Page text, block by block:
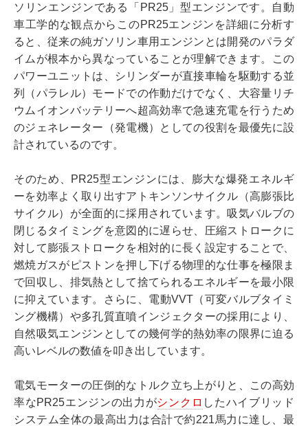
ソリンエンジンである「PR25」型エンジンです。自動
車工学的な観点からこのPR25エンジンを詳細に分析す
ると、従来の純ガソリン車用エンジンとは開発のパラダ
イムが根本から異なっていることが理解できます。この
パワーユニットは、シリンダーが直接車輪を駆動する並
列（パラレル）モードでの作動だけでなく、大容量リチ
ウムイオンバッテリーへ超高効率で急速充電を行うため
のジェネレーター（発電機）としての役割を最優先に設
計されているのです。
そのため、PR25型エンジンには、膨大な爆発エネルギ
ーを効率よく取り出すアトキンソンサイクル（高膨張比
サイクル）が全面的に採用されています。吸気バルブの
閉じるタイミングを意図的に遅らせ、圧縮ストロークに
対して膨張ストロークを相対的に長く設定することで、
燃焼ガスがピストンを押し下げる物理的な仕事を極限ま
で回収し、排気熱として捨てられるエネルギーを最小限
に抑えています。さらに、電動VVT（可変バルブタイミ
ング機構）や多孔質直噴インジェクターの採用により、
自然吸気エンジンとしての幾何学的熱効率の限界に迫る
高いレベルの数値を叩き出しています。
電気モーターの圧倒的なトルク立ち上がりと、この高効
率なPR25エンジンの出力がシンクロ したハイブリッド
システム全体の最高出力は合計で約221馬力に達し、最